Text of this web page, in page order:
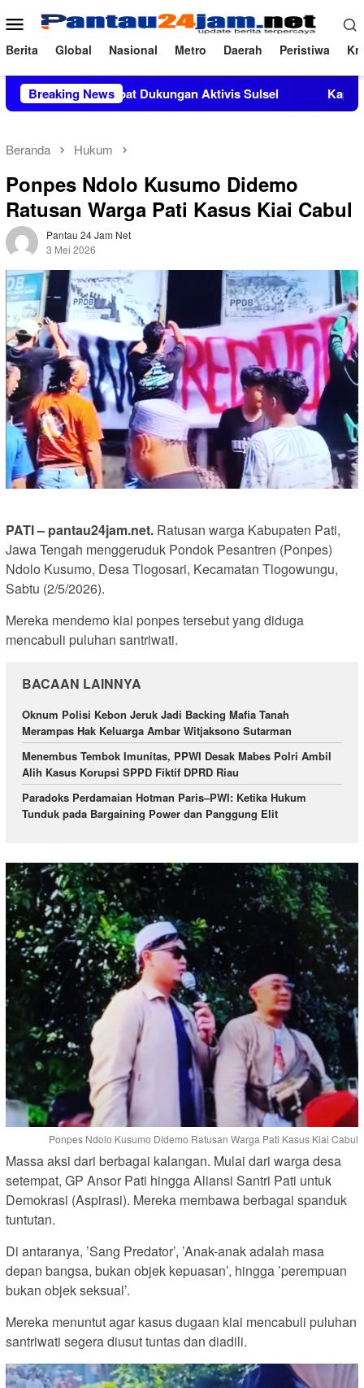
ke
konten
Menu
Mobile
Berita Global Nasional Metro Daerah Peristiwa
Breaking News
Dukungan Aktivis Sulsel Kapolres Polewali
Beranda Hukum
Ponpes Ndolo Kusumo Didemo
Ratusan Warga Pati Kasus Kiai Cabul
Pantau 24 Jam Net
3 Mei 2026
PATI – pantau24jam.net. Ratusan warga Kabupaten Pati,
Jawa Tengah menggeruduk Pondok Pesantren (Ponpes)
Ndolo Kusumo, Desa Tlogosari, Kecamatan Tlogowungu,
Sabtu (2/5/2026).
Mereka mendemo kiai ponpes tersebut yang diduga
mencabuli puluhan santriwati.
BACAAN LAINNYA
Oknum Polisi Kebon Jeruk Jadi Backing Mafia Tanah
Merampas Hak Keluarga Ambar Witjaksono Sutarman
Menembus Tembok Imunitas, PPWI Desak Mabes Polri Ambil
Alih Kasus Korupsi SPPD Fiktif DPRD Riau
Paradoks Perdamaian Hotman Paris–PWI: Ketika Hukum
Tunduk pada Bargaining Power dan Panggung Elit
Ponpes Ndolo Kusumo Didemo Ratusan Warga Pati Kasus Kiai Cabul
Massa aksi dari berbagai kalangan. Mulai dari warga desa
setempat, GP Ansor Pati hingga Aliansi Santri Pati untuk
Demokrasi (Aspirasi). Mereka membawa berbagai spanduk
tuntutan.
Di antaranya, ’Sang Predator’, ’Anak-anak adalah masa
depan bangsa, bukan objek kepuasan’, hingga ’perempuan
bukan objek seksual’.
Mereka menuntut agar kasus dugaan kiai mencabuli puluhan
santriwati segera diusut tuntas dan diadili.